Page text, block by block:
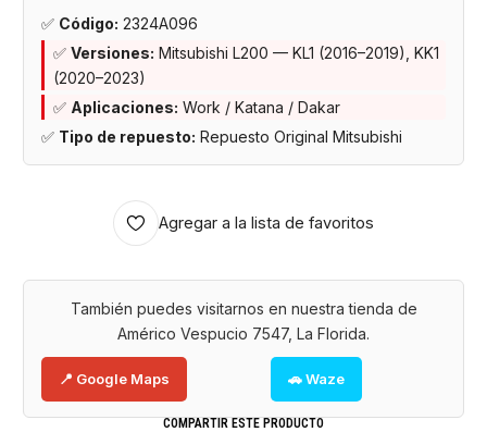
✅ Código: 2324A096
✅ Versiones: Mitsubishi L200 — KL1 (2016–2019), KK1
(2020–2023)
✅ Aplicaciones: Work / Katana / Dakar
✅ Tipo de repuesto: Repuesto Original Mitsubishi
Agregar a la lista de favoritos
También puedes visitarnos en nuestra tienda de
Américo Vespucio 7547, La Florida.
📍 Google Maps 🚗 Waze
COMPARTIR ESTE PRODUCTO